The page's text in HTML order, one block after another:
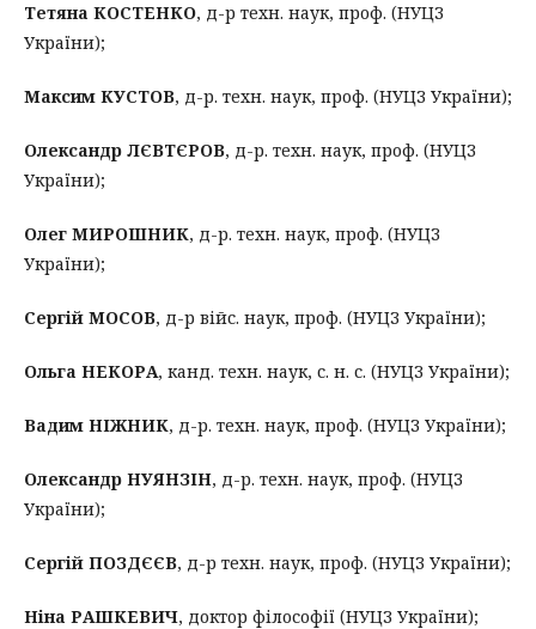
Тетяна КОСТЕНКО, д-р техн. наук, проф. (НУЦЗ
України);
Максим КУСТОВ, д-р. техн. наук, проф. (НУЦЗ України);
Олександр ЛЄВТЄРОВ, д-р. техн. наук, проф. (НУЦЗ
України);
Олег МИРОШНИК, д-р. техн. наук, проф. (НУЦЗ
України);
Сергій МОСОВ, д-р війс. наук, проф. (НУЦЗ України);
Ольга НЕКОРА, канд. техн. наук, с. н. с. (НУЦЗ України);
Вадим НІЖНИК, д-р. техн. наук, проф. (НУЦЗ України);
Олександр НУЯНЗІН, д-р. техн. наук, проф. (НУЦЗ
України);
Сергій ПОЗДЄЄВ, д-р техн. наук, проф. (НУЦЗ України);
Ніна РАШКЕВИЧ, доктор філософії (НУЦЗ України);